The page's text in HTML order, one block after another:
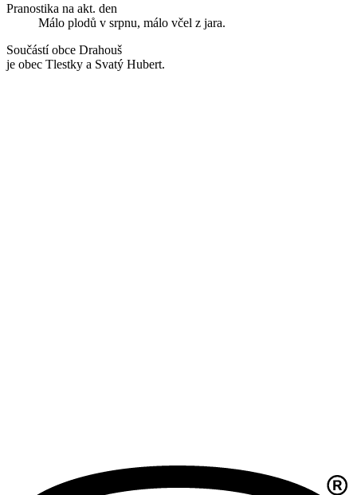
Pranostika na akt. den
Málo plodů v srpnu, málo včel z jara.
Součástí obce Drahouš
je obec Tlestky a Svatý Hubert.